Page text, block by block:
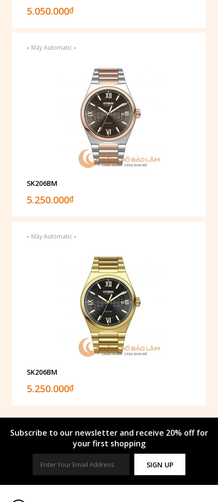
5.050.000₫
- Máy Automatic -
SK206BM
5.250.000₫
- Máy Automatic -
SK206BM
5.250.000₫
Subscribe to our newsletter and receive 20% off for
your first shopping
SIGN UP